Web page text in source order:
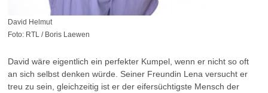
David Helmut
Foto: RTL / Boris Laewen
David wäre eigentlich ein perfekter Kumpel, wenn er nicht so oft
an sich selbst denken würde. Seiner Freundin Lena versucht er
treu zu sein, gleichzeitig ist er der eifersüchtigste Mensch der